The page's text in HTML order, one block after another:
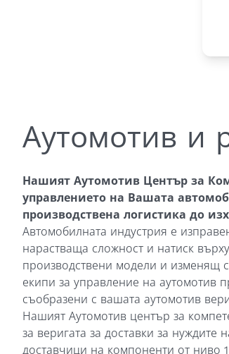
Simplified
Slovenian
Traditional
Turkish
Аутомотив и
Нашият Аутомотив Център за
управлението на Вашата
производствена логистика до
Автомобилната индустрия е
нарастваща сложност и натиск
производствени модели и изменящ
екипи за управление на аутомотив
съобразени с вашата аутомотив
Нашият Аутомотив център за
за веригата за доставки за
доставчици на компоненти от ниво